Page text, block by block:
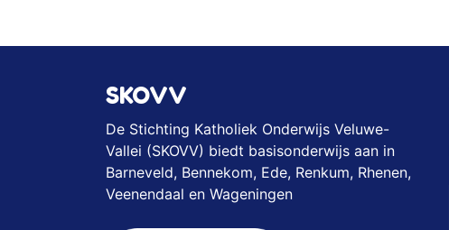
SKOVV
De Stichting Katholiek Onderwijs Veluwe-
Vallei (SKOVV) biedt basisonderwijs aan in
Barneveld, Bennekom, Ede, Renkum, Rhenen,
Veenendaal en Wageningen